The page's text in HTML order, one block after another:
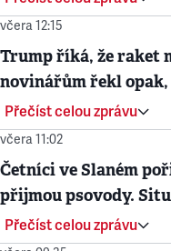
včera 12:15
Trump říká, že raket
novinářům řekl opak,
Přečíst celou zprávu
včera 11:02
Četníci ve Slaném
přijmou psovody.
Přečíst celou zprávu